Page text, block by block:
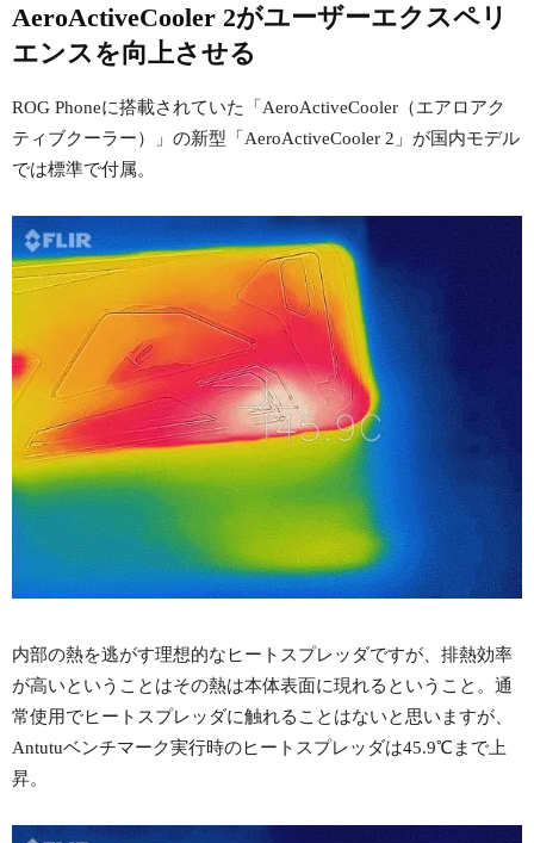
AeroActiveCooler 2がユーザーエクスペリ
エンスを向上させる
ROG Phoneに搭載されていた「AeroActiveCooler（エアロアク
ティブクーラー）」の新型「AeroActiveCooler 2」が国内モデル
では標準で付属。
内部の熱を逃がす理想的なヒートスプレッダですが、排熱効率
が高いということはその熱は本体表面に現れるということ。通
常使用でヒートスプレッダに触れることはないと思いますが、
Antutuベンチマーク実行時のヒートスプレッダは45.9℃まで上
昇。